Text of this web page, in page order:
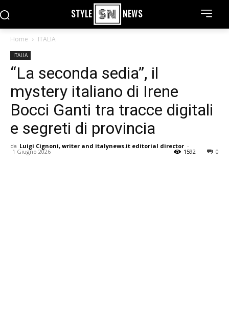
STYLE NEWS
Home ITALIA
ITALIA
“La seconda sedia”, il
mystery italiano di Irene
Bocci Ganti tra tracce digitali
e segreti di provincia
da Luigi Cignoni, writer and italynews.it editorial director -
1 Giugno 2026 0
1592